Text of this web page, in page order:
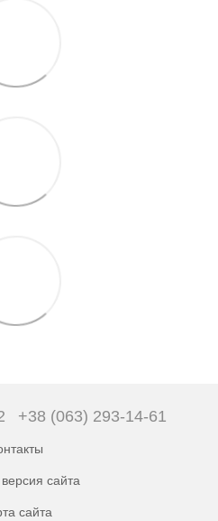
+38 (063) 293-14-61
сайта
сайта